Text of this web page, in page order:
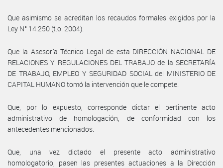
Que asimismo se acreditan los recaudos formales exigidos por la
Ley N° 14.250 (t.o. 2004).
Que la Asesoría Técnico Legal de esta DIRECCIÓN NACIONAL DE
RELACIONES Y REGULACIONES DEL TRABAJO de la SECRETARÍA
DE TRABAJO, EMPLEO Y SEGURIDAD SOCIAL del MINISTERIO DE
CAPITAL HUMANO tomó la intervención que le compete.
Que, por lo expuesto, corresponde dictar el pertinente acto
administrativo de homologación, de conformidad con los
antecedentes mencionados.
Que, una vez dictado el presente acto administrativo
homologatorio, pasen las presentes actuaciones a la Dirección